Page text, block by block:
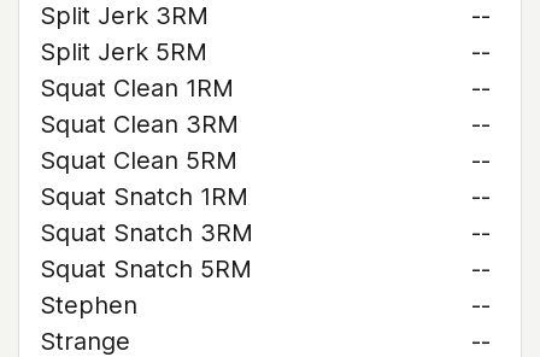
Split Jerk 3RM
--
Split Jerk 5RM
--
Squat Clean 1RM
--
Squat Clean 3RM
--
Squat Clean 5RM
--
Squat Snatch 1RM
--
Squat Snatch 3RM
--
Squat Snatch 5RM
--
Stephen
--
Strange
--